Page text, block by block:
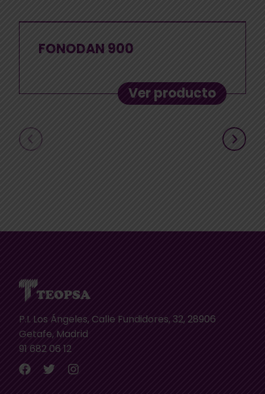
FONODAN 900
Ver producto
P.I. Los Ángeles, Calle Fundidores, 32, 28906
Getafe, Madrid
91 682 06 12